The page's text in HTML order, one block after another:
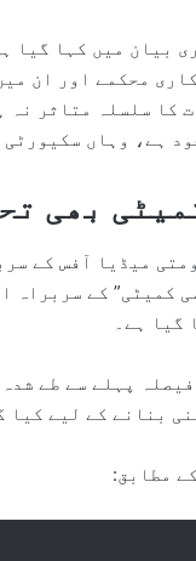
بیان میں کہا گیا
محکمے اور ان
کا سلسلہ متاثر نہ
ہے، وہاں
بھی
میڈیا آفس کے
کمیٹی” کے سربراہ
ہے۔
پہلے سے طے
بنانے کے لیے کیا
مطابق: